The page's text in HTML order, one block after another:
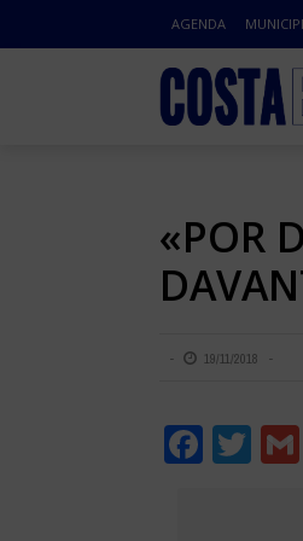
AGENDA
«POR
19/11/2018